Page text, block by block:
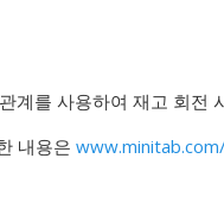
계를 사용하여 재고 회전
내용은